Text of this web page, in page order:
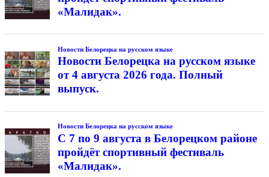
«Малидак».
Новости Белорецка на русском языке
Новости Белорецка на русском языке
от 4 августа 2026 года. Полный
выпуск.
Новости Белорецка на русском языке
С 7 по 9 августа в Белорецком районе
пройдёт спортивный фестиваль
«Малидак».